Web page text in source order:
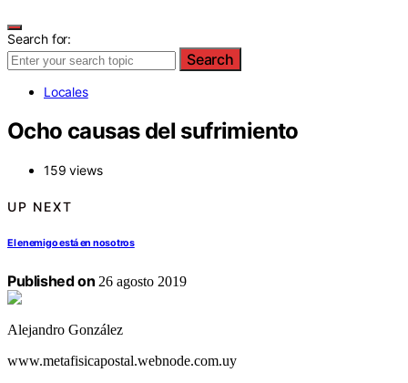
Search for:
Search
Locales
Ocho causas del sufrimiento
159 views
UP NEXT
El enemigo está en nosotros
Published on 26 agosto 2019
Alejandro González
www.metafisicapostal.webnode.com.uy